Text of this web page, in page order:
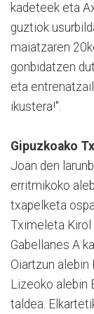
kadeteek eta
guztiok
maiatzaren
gonbidatzen
eta
ikustera!".
Gipuzkoako
Joan den
erritmikoko
txapelketa
Tximeleta Kirol
Gabellanes A
Oiartzun alebin
Lizeoko alebin
taldea.